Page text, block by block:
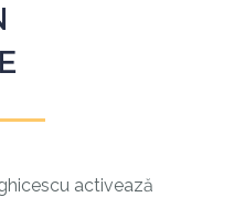
activează